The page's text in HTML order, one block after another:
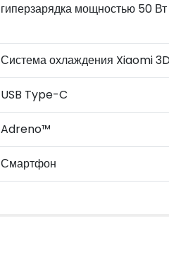
гиперзарядка мощностью 50 Вт
Система охлаждения Xiaomi
USB Type-C
Adreno™
Смартфон